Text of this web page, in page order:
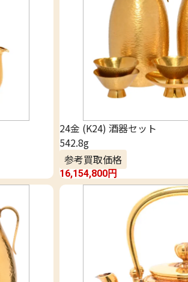
24金 (K24) 酒器セット
542.8g
参考買取価格
16,154,800円